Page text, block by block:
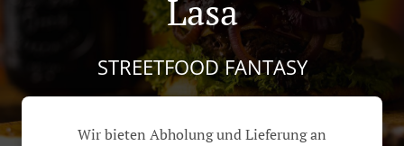
Lasa
STREETFOOD FANTASY
Wir bieten Abholung und Lieferung an